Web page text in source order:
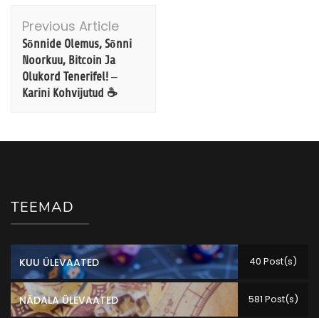
Post
Navigation
Previous Article
Sõnnide Olemus, Sõnni
Noorkuu, Bitcoin Ja
Olukord Tenerifel! –
Karini Kohvijutud ☕
TEEMAD
KUU ÜLEVAATED 40 Post(s)
NÄDALA ÜLEVAATED 581 Post(s)